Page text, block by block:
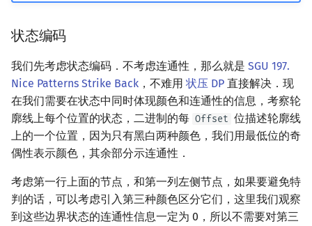
状态编码
我们先考虑状态编码．不考虑连通性，那么就是 SGU 197.
Nice Patterns Strike Back ，不难用 状压 DP 直接解决．现
在我们需要在状态中同时体现颜色和连通性的信息，考察轮
廓线上每个位置的状态，二进制的每 Offset 位描述轮廓线
上的一个位置，因为只有黑白两种颜色，我们用最低位的奇
偶性表示颜色，其余部分示连通性．
考虑第一行上面的节点，和第一列左侧节点，如果要避免特
判的话，可以考虑引入第三种颜色区分它们，这里我们观察
到这些边界状态的连通性信息一定为 0，所以不需要对第三